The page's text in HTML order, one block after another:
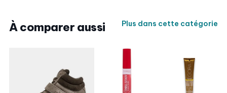
À comparer aussi Plus dans cette catégorie